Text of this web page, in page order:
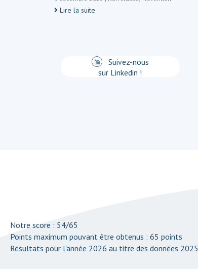
Lire la suite
Suivez-nous
sur Linkedin !
Notre score : 54/65
Points maximum pouvant être obtenus : 65 points
Résultats pour l'année 2026 au titre des données 2025